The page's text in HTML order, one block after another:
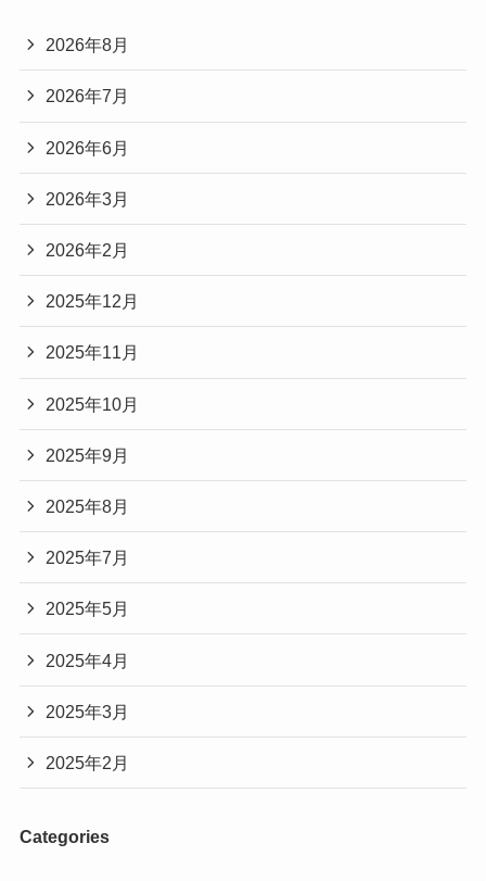
2026年8月
2026年7月
2026年6月
2026年3月
2026年2月
2025年12月
2025年11月
2025年10月
2025年9月
2025年8月
2025年7月
2025年5月
2025年4月
2025年3月
2025年2月
Categories